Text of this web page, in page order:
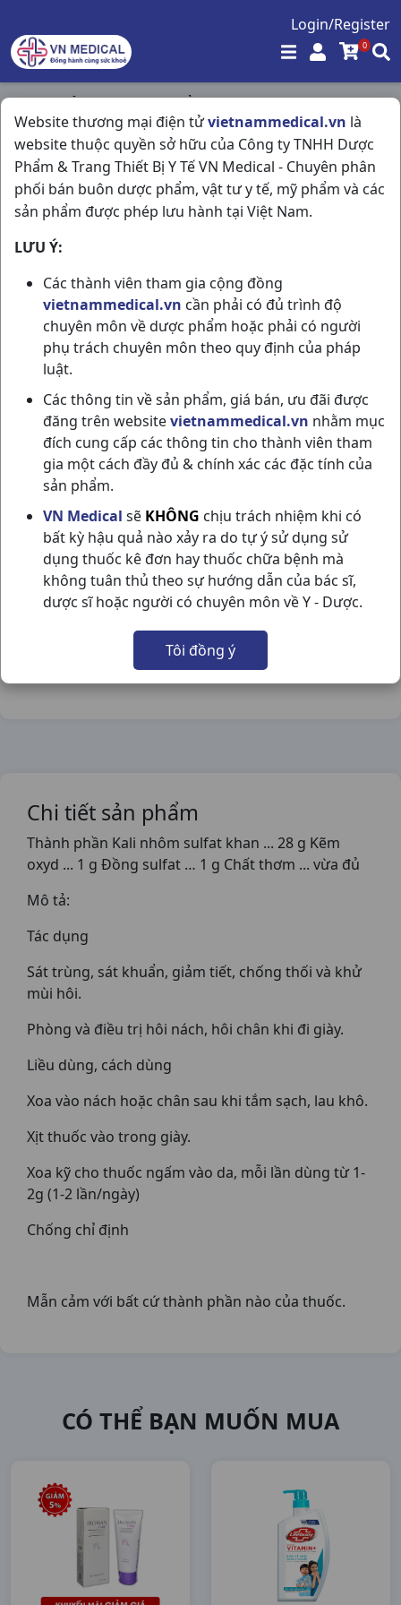
Login/Register
0
Website thương mại điện tửvietnammedical.vn là
website thuộc quyền sở hữu của Công ty TNHH Dược
Phẩm & Trang Thiết Bị Y Tế VN Medical - Chuyên phân
phối bán buôn dược phẩm, vật tư y tế, mỹ phẩm và các
sản phẩm được phép lưu hành tại Việt Nam.
LƯU Ý:
Các thành viên tham gia cộng đồng
vietnammedical.vn cần phải có đủ trình độ
chuyên môn về dược phẩm hoặc phải có người
phụ trách chuyên môn theo quy định của pháp
luật.
Các thông tin về sản phẩm, giá bán, ưu đãi được
đăng trên websitevietnammedical.vn nhằm mục
đích cung cấp các thông tin cho thành viên tham
gia một cách đầy đủ & chính xác các đặc tính của
sản phẩm.
VN Medical sẽ KHÔNG chịu trách nhiệm khi có
bất kỳ hậu quả nào xảy ra do tự ý sử dụng sử
dụng thuốc kê đơn hay thuốc chữa bệnh mà
không tuân thủ theo sự hướng dẫn của bác sĩ,
dược sĩ hoặc người có chuyên môn về Y - Dược.
Tôi đồng ý
Trang chủ / Hóa - Mỹ Phẩm /
Trapha C30gr Traphaco
TRAPHA C30GR TRAPHACO
NSX:Traphaco
Nhóm hàng:Hóa - Mỹ Phẩm,
Chia sẻ qua mạng xã hội:
Chi tiết sản phẩm
Thành phần Kali nhôm sulfat khan ... 28 g Kẽm
oxyd ... 1 g Đồng sulfat … 1 g Chất thơm ... vừa đủ
Mô tả:
Tác dụng
Sát trùng, sát khuẩn, giảm tiết, chống thối và khử
mùi hôi.
Phòng và điều trị hôi nách, hôi chân khi đi giày.
Liều dùng, cách dùng
Xoa vào nách hoặc chân sau khi tắm sạch, lau khô.
Xịt thuốc vào trong giày.
Xoa kỹ cho thuốc ngấm vào da, mỗi lần dùng từ 1-
2g (1-2 lần/ngày)
Chống chỉ định
Mẫn cảm với bất cứ thành phần nào của thuốc.
CÓ THỂ BẠN MUỐN MUA